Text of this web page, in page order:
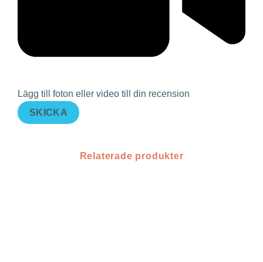
Lägg till foton eller video till din recension
SKICKA
Relaterade produkter